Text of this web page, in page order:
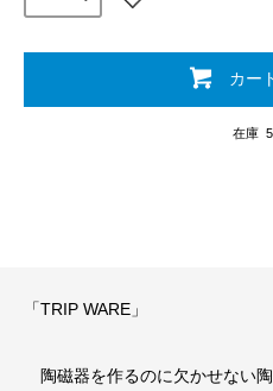
カー
在庫
「TRIP WARE」
陶磁器を作るのに欠かせない